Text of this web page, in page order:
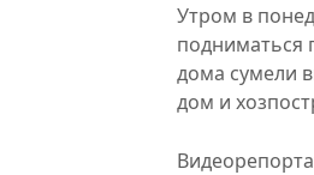
Утром в
подниматься
дома сумели
дом и